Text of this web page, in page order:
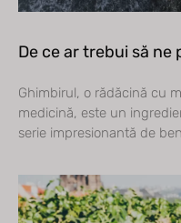
De ce ar trebui să ne
Ghimbirul, o rădăcină cu
medicină, este un
serie impresionantă de